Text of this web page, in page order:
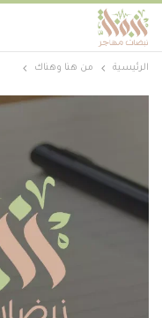
الرئيسية من هنا وهناك